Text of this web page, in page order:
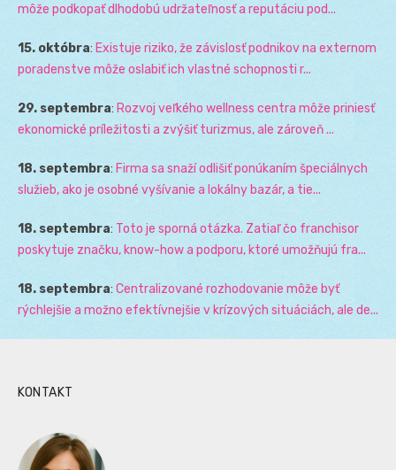
môže podkopať dlhodobú udržateľnosť a reputáciu pod...
15. októbra: Existuje riziko, že závislosť podnikov na externom
poradenstve môže oslabiť ich vlastné schopnosti r...
29. septembra: Rozvoj veľkého wellness centra môže priniesť
ekonomické príležitosti a zvýšiť turizmus, ale zároveň ...
18. septembra: Firma sa snaží odlišiť ponúkaním špeciálnych
služieb, ako je osobné vyšívanie a lokálny bazár, a tie...
18. septembra: Toto je sporná otázka. Zatiaľ čo franchisor
poskytuje značku, know-how a podporu, ktoré umožňujú fra...
18. septembra: Centralizované rozhodovanie môže byť
rýchlejšie a možno efektívnejšie v krízových situáciách, ale de...
KONTAKT